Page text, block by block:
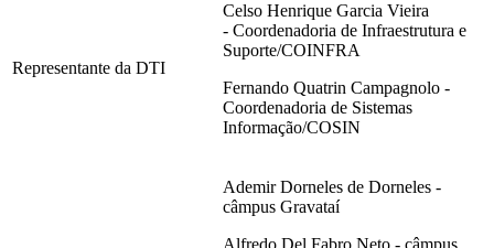
Representante da DTI
Celso Henrique Garcia Vieira
- Coordenadoria de Infraestrutura e
Suporte/COINFRA
Fernando Quatrin Campagnolo -
Coordenadoria de Sistemas
Informação/COSIN
Ademir Dorneles de Dorneles -
câmpus Gravataí